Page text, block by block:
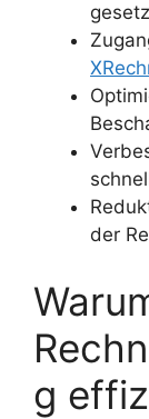
der
g